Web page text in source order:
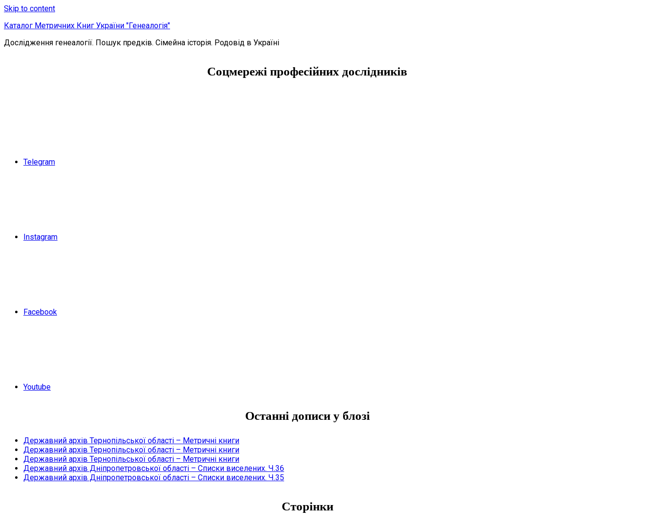
Skip to content
Каталог Метричних Книг України "Генеалогія"
Дослідження генеалогії. Пошук предків. Сімейна історія. Родовід в Україні
Соцмережі професійних дослідників
Telegram
Instagram
Facebook
Youtube
Останні дописи у блозі
Державний архів Тернопільської області – Метричні книги
Державний архів Тернопільської області – Метричні книги
Державний архів Тернопільської області – Метричні книги
Державний архів Дніпропетровської області – Списки виселених. Ч.36
Державний архів Дніпропетровської області – Списки виселених. Ч.35
Сторінки